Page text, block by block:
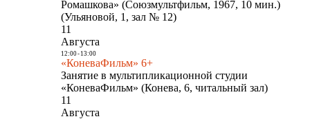
Ромашкова» (Союзмультфильм, 1967, 10 мин.)
(Ульяновой, 1, зал № 12)
11
Августа
12:00- 13:00
«КоневаФильм» 6+
Занятие в мультипликационной студии
«КоневаФильм» (Конева, 6, читальный зал)
11
Августа